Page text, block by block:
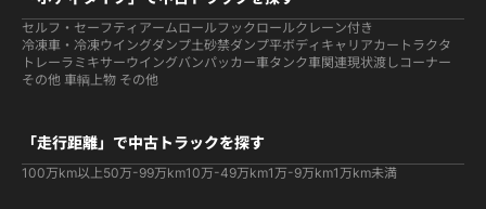
セルフ・セーフティ アームロールフックロールクレーン付き
冷凍車・冷凍ウイングダンプ土砂禁ダンプ平ボディ キャリアカー トラクタ
トレーラ ミキサーウイングバンパッカー車タンク車関連現状渡しコーナー
その他 車輌 上物 その他
「走行距離」で中古トラックを探す
100万km以上50万-99万km10万-49万km1万-9万km1万km未満